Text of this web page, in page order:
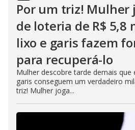
Por um triz! Mulher
de loteria de R$ 5,8
lixo e garis fazem
para recuperá-lo
Mulher descobre tarde demais que
garis conseguem um verdadeiro
triz! Mulher joga...